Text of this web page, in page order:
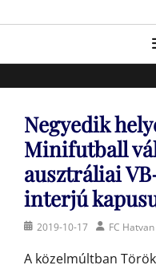
Egyesület a hatvani
Negyedik
Minifutball
ausztráliai
interjú
Posted2019-10-17 AuthorFC Hatvan
A közelmúltban